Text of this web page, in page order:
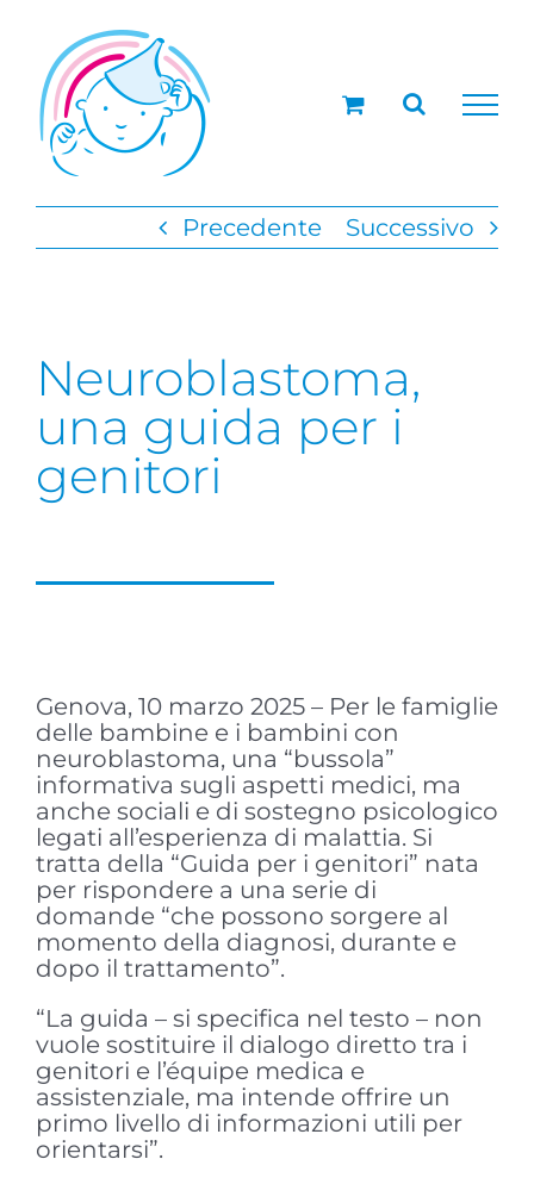
contenuto
Precedente Successivo
Neuroblastoma,
una guida per i
genitori
Genova, 10 marzo 2025 – Per le famiglie
delle bambine e i bambini con
neuroblastoma, una “bussola”
informativa sugli aspetti medici, ma
anche sociali e di sostegno psicologico
legati all’esperienza di malattia. Si
tratta della “Guida per i genitori” nata
per rispondere a una serie di
domande “che possono sorgere al
momento della diagnosi, durante e
dopo il trattamento”.
“La guida – si specifica nel testo – non
vuole sostituire il dialogo diretto tra i
genitori e l’équipe medica e
assistenziale, ma intende offrire un
primo livello di informazioni utili per
orientarsi”.